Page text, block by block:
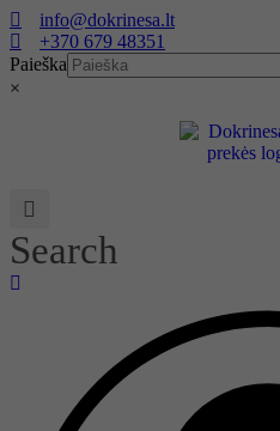
Eiti
prie
turinio
info@dokrinesa.lt
+370 679 48351
Paieška
×
Search